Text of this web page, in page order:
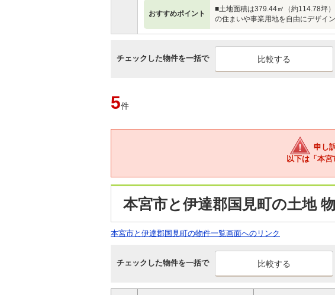
おすすめポイント
■土地面積は379.44㎡（約114.78坪
の住まいや事業用地を自由にデザイ
チェックした物件を一括で
5件
申し
以下は「本宮
本宮市と伊達郡国見町の土地
本宮市と伊達郡国見町の物件一覧画面へのリンク
チェックした物件を一括で